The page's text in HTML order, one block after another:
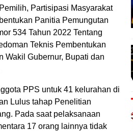
Partisipasi Masyarakat
Panitia Pemungutan
534 Tahun 2022 Tentang
Teknis Pembentukan
Wakil Gubernur, Bupati dan
PPS untuk 41 kelurahan di
Lulus tahap Penelitian
Pada saat pelaksanaan
17 orang lainnya tidak